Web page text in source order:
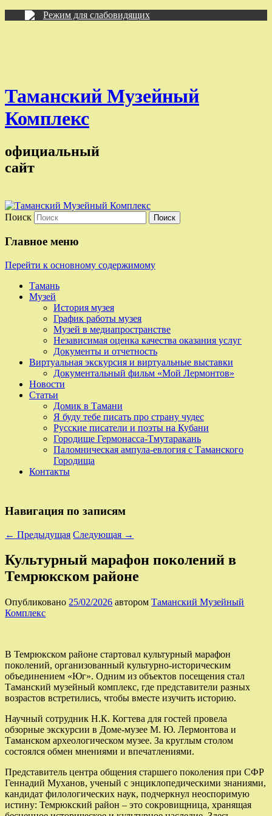
Режим для слабовидящих
Таманский Музейный
Комплекс
официальный
сайт
Поиск
Главное меню
Перейти к основному содержимому
Тамань
Музей
История музея
График работы музея
Музей в медиапространстве
Независимая оценка качества оказания услуг
Документы и отчетность
Виртуальная экскурсия и виртуальные выставки
Документальный фильм «Мой Лермонтов»
Новости
Статьи
Домик в Тамани
Я буду тебе писать про страну чудес
Русские писатели и поэты на Кубани
Городище Гермонасса-Тмутаракань
Паломническая ампула-евлогия с Таманского
Городища
Контакты
Навигация по записям
← Предыдущая Следующая →
Культурный марафон поколений в
Темрюкском районе
Опубликовано 25/02/2026 авторомТаманский Музейный
Комплекс
В Темрюкском районе стартовал культурный марафон
поколений, организованный культурно-историческим
объединением «Юг». Одним из объектов посещения стал
Таманский музейный комплекс, где представители разных
возрастов встретились, чтобы вместе изучить историю.
Научный сотрудник Н.К. Когтева для гостей провела
обзорные экскурсии в Доме-музее М. Ю. Лермонтова и
Таманском археологическом музее. За круглым столом
состоялся обмен мнениями и впечатлениями.
Представитель центра общения старшего поколения при СФР
Геннадий Муханов, ученый с энциклопедическими знаниями,
кандидат филологических наук, подчеркнул неоспоримую
истину: Темрюкский район – это сокровищница, хранящая